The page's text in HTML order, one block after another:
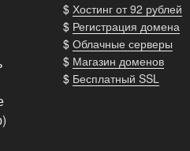
$ Хостинг от 92 рублей
$ Регистрация домена
$ Облачные серверы
$ Магазин доменов
$ Бесплатный SSL